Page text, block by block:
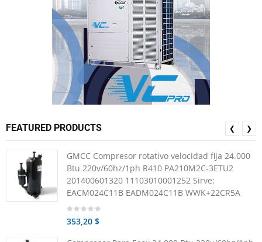
FEATURED PRODUCTS
GMCC Compresor rotativo velocidad fija 24.000
Btu 220v/60hz/1ph R410 PA210M2C-3ETU2
201400601320 11103010001252 Sirve:
EACM024C11B EADM024C11B WWK+22CR5A
353,20 $
❮ ❯